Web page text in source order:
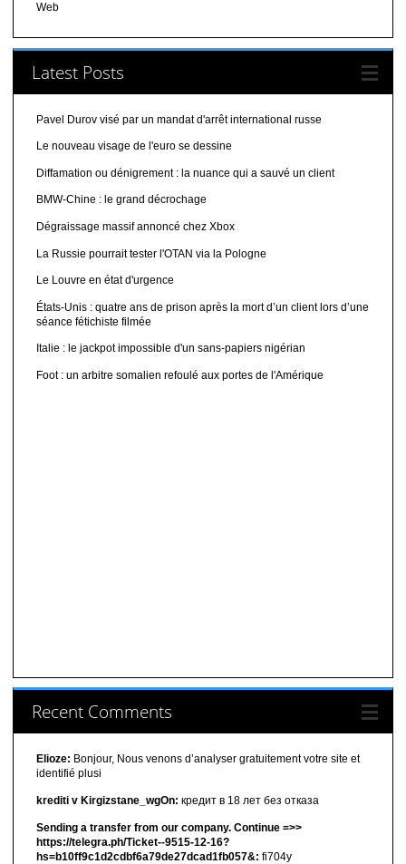
Web
Latest Posts
Pavel Durov visé par un mandat d'arrêt international russe
Le nouveau visage de l'euro se dessine
Diffamation ou dénigrement : la nuance qui a sauvé un client
BMW-Chine : le grand décrochage
Dégraissage massif annoncé chez Xbox
La Russie pourrait tester l'OTAN via la Pologne
Le Louvre en état d'urgence
États-Unis : quatre ans de prison après la mort d’un client lors d’une
séance fétichiste filmée
Italie : le jackpot impossible d'un sans-papiers nigérian
Foot : un arbitre somalien refoulé aux portes de l'Amérique
Recent Comments
Elioze: Bonjour, Nous venons d’analyser gratuitement votre site et
identifié plusi
krediti v Kirgizstane_wgOn: кредит в 18 лет без отказа
Sending a transfer from our company. Continue =>>
https://telegra.ph/Ticket--9515-12-16?
hs=b10ff9c1d2cdbf6a79de27dcad1fb057&: fi704y